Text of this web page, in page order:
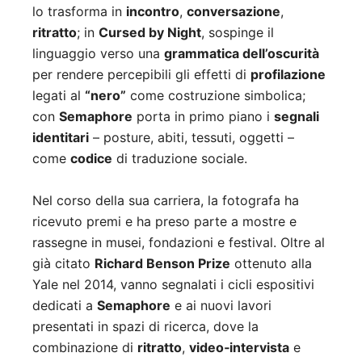
lo trasforma in incontro, conversazione,
ritratto; in Cursed by Night, sospinge il
linguaggio verso una grammatica dell’oscurità
per rendere percepibili gli effetti di profilazione
legati al “nero” come costruzione simbolica;
con Semaphore porta in primo piano i segnali
identitari – posture, abiti, tessuti, oggetti –
come codice di traduzione sociale.
Nel corso della sua carriera, la fotografa ha
ricevuto premi e ha preso parte a mostre e
rassegne in musei, fondazioni e festival. Oltre al
già citato Richard Benson Prize ottenuto alla
Yale nel 2014, vanno segnalati i cicli espositivi
dedicati a Semaphore e ai nuovi lavori
presentati in spazi di ricerca, dove la
combinazione di ritratto, video‑intervista e